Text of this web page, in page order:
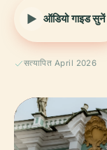
ऑडियो गाइड सुनें
सत्यापित April 2026